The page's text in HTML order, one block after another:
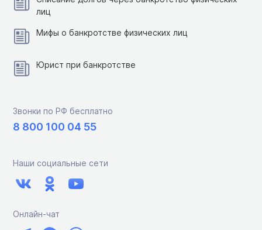
лиц
Мифы о банкротстве физических лиц
Юрист при банкротстве
Звонки по РФ бесплатно
8 800 100 04 55
Наши социальные сети
Онлайн-чат